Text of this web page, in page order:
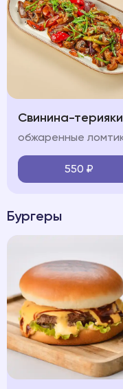
Свинина-терияки
550 ₽
Бургеры